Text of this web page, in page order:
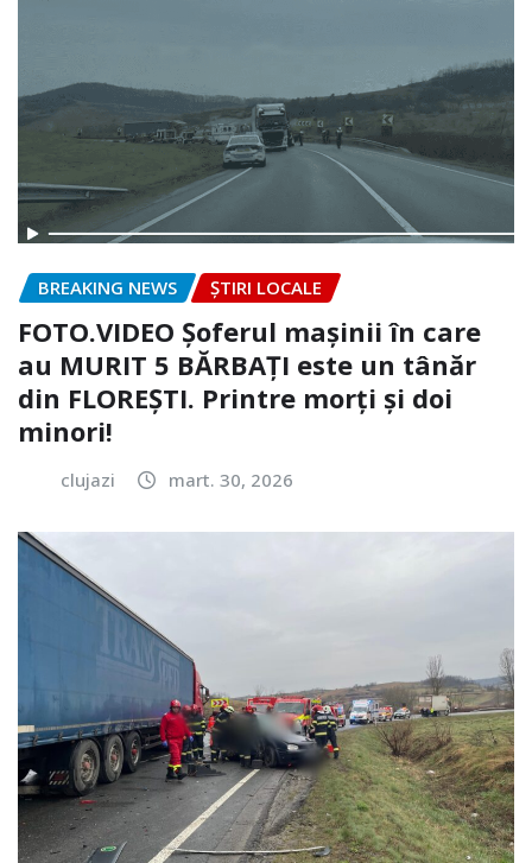
BREAKING NEWS ȘTIRI LOCALE
FOTO.VIDEO Șoferul mașinii în care
au MURIT 5 BĂRBAȚI este un tânăr
din FLOREȘTI. Printre morți și doi
minori!
clujazi mart. 30, 2026